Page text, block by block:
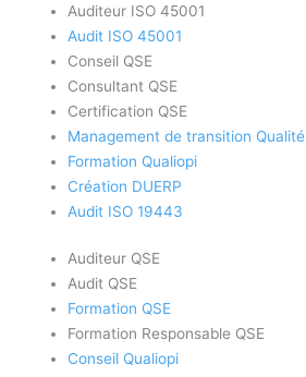
Auditeur ISO 45001
Audit ISO 45001
Conseil QSE
Consultant QSE
Certification QSE
Management de transition Qualité
Formation Qualiopi
Création DUERP
Audit ISO 19443
Auditeur QSE
Audit QSE
Formation QSE
Formation Responsable QSE
Conseil Qualiopi